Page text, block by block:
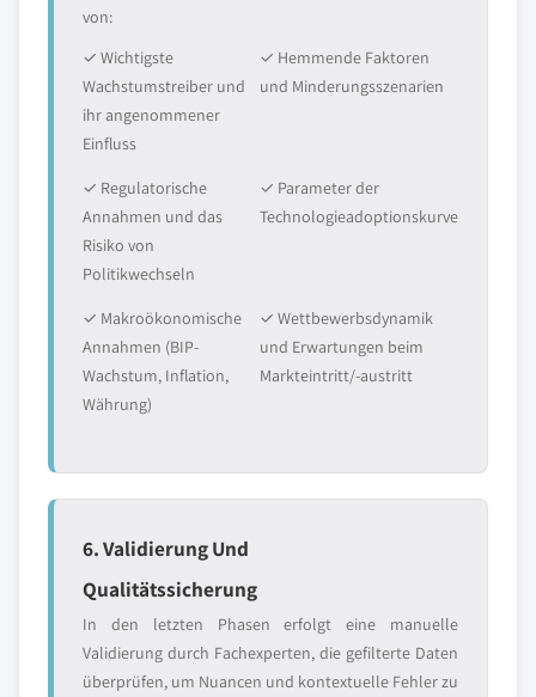
von:
✓ Wichtigste
Wachstumstreiber und
ihr angenommener
Einfluss
✓ Hemmende Faktoren
und Minderungsszenarien
✓ Regulatorische
Annahmen und das
Risiko von
Politikwechseln
✓ Parameter der
Technologieadoptionskurve
✓ Makroökonomische
Annahmen (BIP-
Wachstum, Inflation,
Währung)
✓ Wettbewerbsdynamik
und Erwartungen beim
Markteintritt/-austritt
6. Validierung Und
Qualitätssicherung
In den letzten Phasen erfolgt eine manuelle
Validierung durch Fachexperten, die gefilterte Daten
überprüfen, um Nuancen und kontextuelle Fehler zu